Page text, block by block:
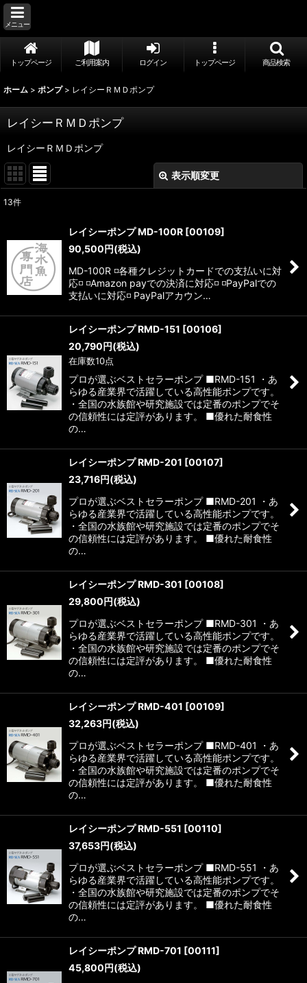
メニュー
トップページ ご利用案内 ログイン トップページ 商品検索
ホーム > ポンプ > レイシーＲＭＤポンプ
レイシーＲＭＤポンプ
レイシーＲＭＤポンプ
表示順変更
並び順:
絞り込む
13件
レイシーポンプ MD-100R [00109]
90,500円(税込)
MD-100R ◽️各種クレジットカードでの支払いに対
応◽️ ◽️Amazon payでの決済に対応◽️ ◽️PayPalでの
支払いに対応◽️ PayPalアカウン…
レイシーポンプ RMD-151 [00106]
20,790円(税込)
在庫数10点
プロが選ぶベストセラーポンプ ■RMD-151 ・あ
らゆる産業界で活躍している高性能ポンプです。
・全国の水族館や研究施設では定番のポンプでそ
の信頼性には定評があります。 ■優れた耐食性
の…
レイシーポンプ RMD-201 [00107]
23,716円(税込)
プロが選ぶベストセラーポンプ ■RMD-201 ・あ
らゆる産業界で活躍している高性能ポンプです。
・全国の水族館や研究施設では定番のポンプでそ
の信頼性には定評があります。 ■優れた耐食性
の…
レイシーポンプ RMD-301 [00108]
29,800円(税込)
プロが選ぶベストセラーポンプ ■RMD-301 ・あ
らゆる産業界で活躍している高性能ポンプです。
・全国の水族館や研究施設では定番のポンプでそ
の信頼性には定評があります。 ■優れた耐食性
の…
レイシーポンプ RMD-401 [00109]
32,263円(税込)
プロが選ぶベストセラーポンプ ■RMD-401 ・あ
らゆる産業界で活躍している高性能ポンプです。
・全国の水族館や研究施設では定番のポンプでそ
の信頼性には定評があります。 ■優れた耐食性
の…
レイシーポンプ RMD-551 [00110]
37,653円(税込)
プロが選ぶベストセラーポンプ ■RMD-551 ・あ
らゆる産業界で活躍している高性能ポンプです。
・全国の水族館や研究施設では定番のポンプでそ
の信頼性には定評があります。 ■優れた耐食性
の…
レイシーポンプ RMD-701 [00111]
45,800円(税込)